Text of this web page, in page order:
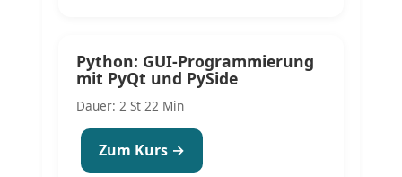
Python: GUI-Programmierung
mit PyQt und PySide
Dauer: 2 St 22 Min
Zum Kurs →